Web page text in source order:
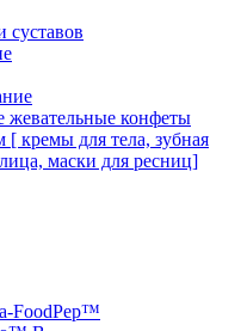
суставов
конфеты
[ кремы для тела, зубная
маски для ресниц]
FoodPep™